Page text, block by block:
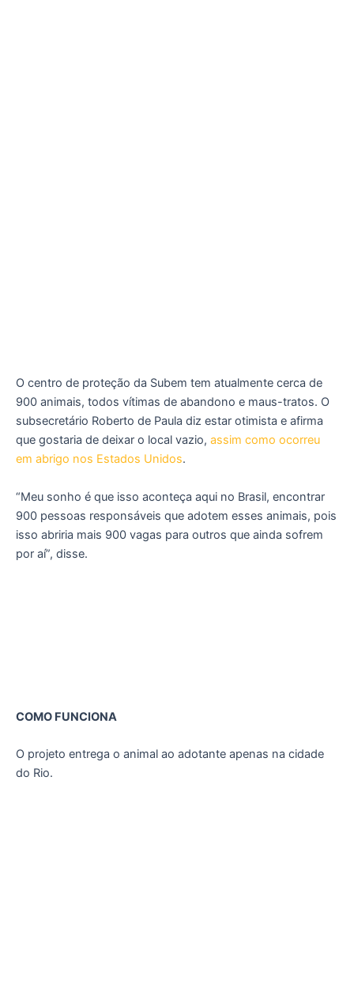
O centro de proteção da Subem tem atualmente cerca de
900 animais, todos vítimas de abandono e maus-tratos. O
subsecretário Roberto de Paula diz estar otimista e afirma
que gostaria de deixar o local vazio, assim como ocorreu
em abrigo nos Estados Unidos.
“Meu sonho é que isso aconteça aqui no Brasil, encontrar
900 pessoas responsáveis que adotem esses animais, pois
isso abriria mais 900 vagas para outros que ainda sofrem
por aí”, disse.
COMO FUNCIONA
O projeto entrega o animal ao adotante apenas na cidade
do Rio.